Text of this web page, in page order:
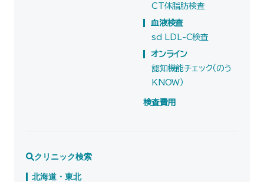
CT体脂肪検査
血液検査
sd LDL-C検査
オンライン
認知機能チェック（のう
KNOW）
検査費用
クリニック検索
北海道・東北